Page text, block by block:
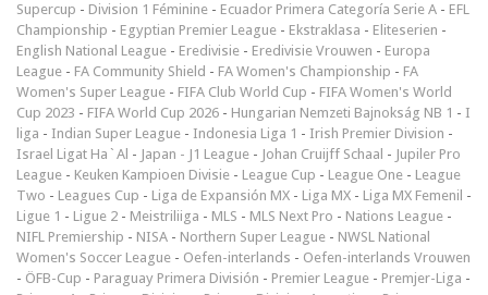
Supercup - Division 1 Féminine - Ecuador Primera Categoría Serie A - EFL
Championship - Egyptian Premier League - Ekstraklasa - Eliteserien -
English National League - Eredivisie - Eredivisie Vrouwen - Europa
League - FA Community Shield - FA Women's Championship - FA
Women's Super League - FIFA Club World Cup - FIFA Women's World
Cup 2023 - FIFA World Cup 2026 - Hungarian Nemzeti Bajnokság NB 1 - I
liga - Indian Super League - Indonesia Liga 1 - Irish Premier Division -
Israel Ligat Ha`Al - Japan - J1 League - Johan Cruijff Schaal - Jupiler Pro
League - Keuken Kampioen Divisie - League Cup - League One - League
Two - Leagues Cup - Liga de Expansión MX - Liga MX - Liga MX Femenil -
Ligue 1 - Ligue 2 - Meistriliiga - MLS - MLS Next Pro - Nations League -
NIFL Premiership - NISA - Northern Super League - NWSL National
Women's Soccer League - Oefen-interlands - Oefen-interlands Vrouwen
- ÖFB-Cup - Paraguay Primera División - Premier League - Premjer-Liga -